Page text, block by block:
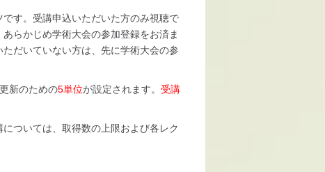
す。受講申込いただいた方のみ視聴で
らかじめ学術大会の参加登録をお済ま
だいていない方は、先に学術大会の参
新のための5単位が設定されます。 受講
ついては、取得数の上限および各レク